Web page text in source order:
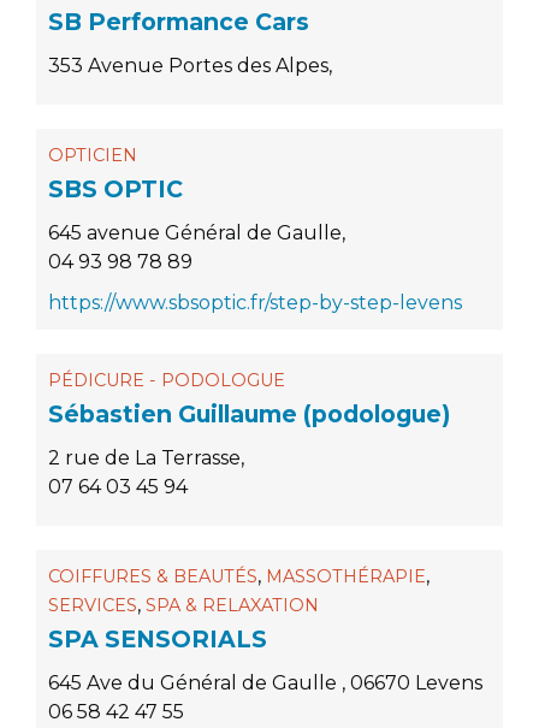
SB Performance Cars
353 Avenue Portes des Alpes,
OPTICIEN
SBS OPTIC
645 avenue Général de Gaulle,
04 93 98 78 89
https://www.sbsoptic.fr/step-by-step-levens
PÉDICURE - PODOLOGUE
Sébastien Guillaume (podologue)
2 rue de La Terrasse,
07 64 03 45 94
COIFFURES & BEAUTÉS, MASSOTHÉRAPIE,
SERVICES, SPA & RELAXATION
SPA SENSORIALS
645 Ave du Général de Gaulle , 06670 Levens
06 58 42 47 55